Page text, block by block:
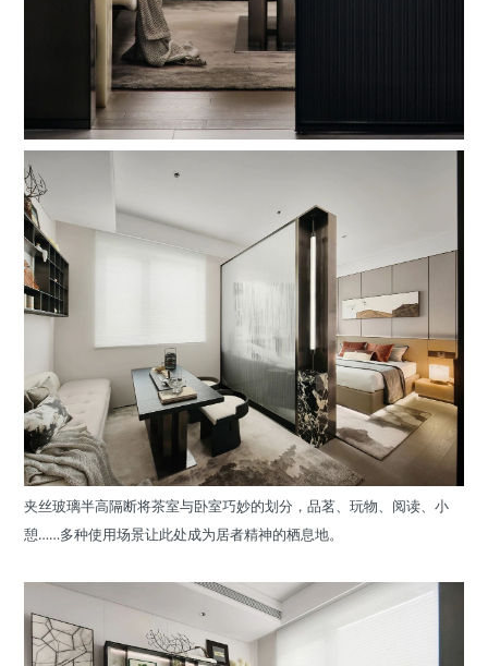
夹丝玻璃半高隔断将茶室与卧室巧妙的划分，品茗、玩物、阅读、小
憩……多种使用场景让此处成为居者精神的栖息地。